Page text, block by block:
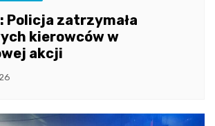
Policja zatrzymała
kierowców w
akcji